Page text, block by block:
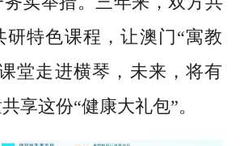
研特色课程，让澳门“寓教
堂走进横琴，未来，将有
享这份“健康大礼包”。